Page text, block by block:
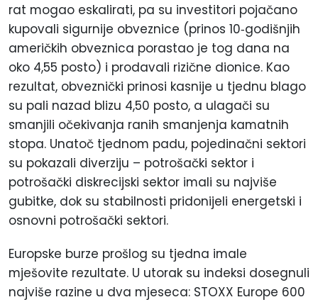
rat mogao eskalirati, pa su investitori pojačano
kupovali sigurnije obveznice (prinos 10‑godišnjih
američkih obveznica porastao je tog dana na
oko 4,55 posto) i prodavali rizične dionice. Kao
rezultat, obveznički prinosi kasnije u tjednu blago
su pali nazad blizu 4,50 posto, a ulagači su
smanjili očekivanja ranih smanjenja kamatnih
stopa. Unatoč tjednom padu, pojedinačni sektori
su pokazali diverziju – potrošački sektor i
potrošački diskrecijski sektor imali su najviše
gubitke, dok su stabilnosti pridonijeli energetski i
osnovni potrošački sektori.
Europske burze prošlog su tjedna imale
mješovite rezultate. U utorak su indeksi dosegnuli
najviše razine u dva mjeseca: STOXX Europe 600